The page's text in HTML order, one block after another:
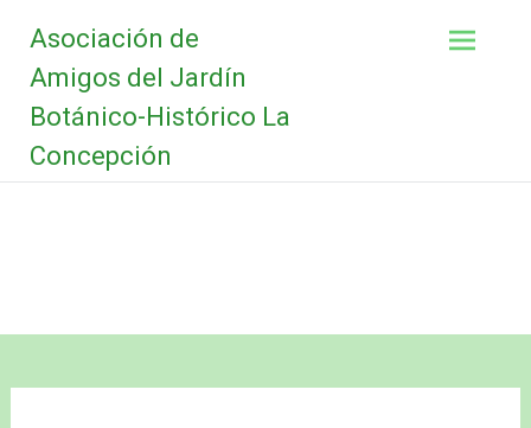
contenido
Asociación de
Amigos del Jardín
Botánico-Histórico La
Concepción